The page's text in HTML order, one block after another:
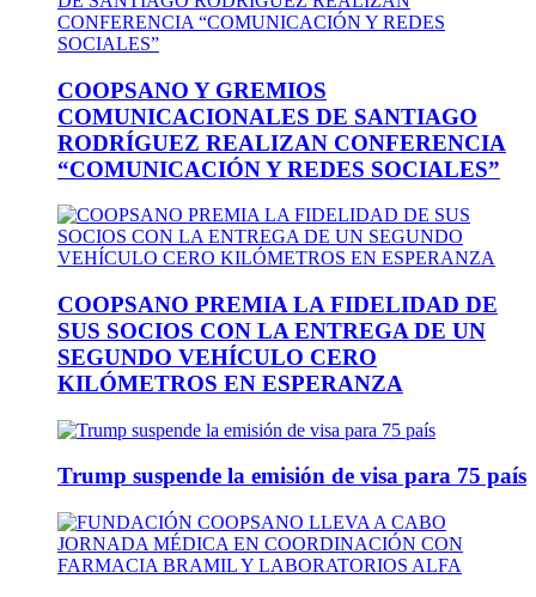
COOPSANO Y GREMIOS
COMUNICACIONALES DE SANTIAGO
RODRÍGUEZ REALIZAN CONFERENCIA
“COMUNICACIÓN Y REDES SOCIALES”
COOPSANO PREMIA LA FIDELIDAD DE
SUS SOCIOS CON LA ENTREGA DE UN
SEGUNDO VEHÍCULO CERO
KILÓMETROS EN ESPERANZA
Trump suspende la emisión de visa para 75 país